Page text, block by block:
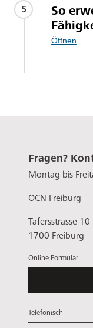
5
So
Öffnen
Fragen?
Montag bis
OCN Freiburg
Tafersstrasse 10
1700 Freiburg
Online Formular
Telefonisch